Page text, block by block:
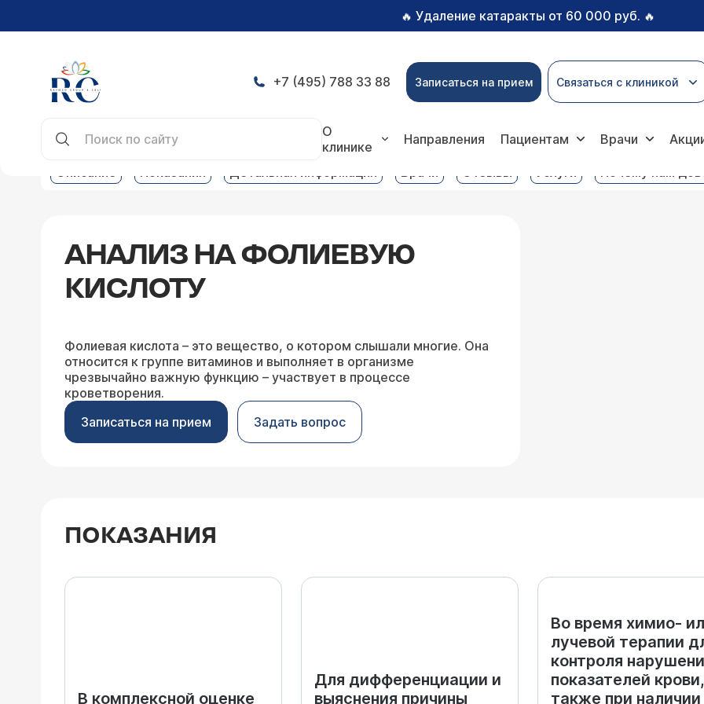
🔥 Удаление катаракты от 60 000 руб. 🔥
+7 (495) 788 33 88 Записаться на прием Связаться с клиникой
О
клинике
Направления Пациентам Врачи
Описание Показания Детальная информация Врачи Отзывы Услуги Почему нам
АНАЛИЗ НА ФОЛИЕВУЮ
КИСЛОТУ
Фолиевая кислота – это вещество, о котором слышали многие. Она
относится к группе витаминов и выполняет в организме
чрезвычайно важную функцию – участвует в процессе
кроветворения.
Записаться на прием
Задать вопрос
ПОКАЗАНИЯ
В комплексной оценке
Для дифференциации и
выяснения причины
Во время химио-
лучевой терапии
контроля
показателей
также при наличии